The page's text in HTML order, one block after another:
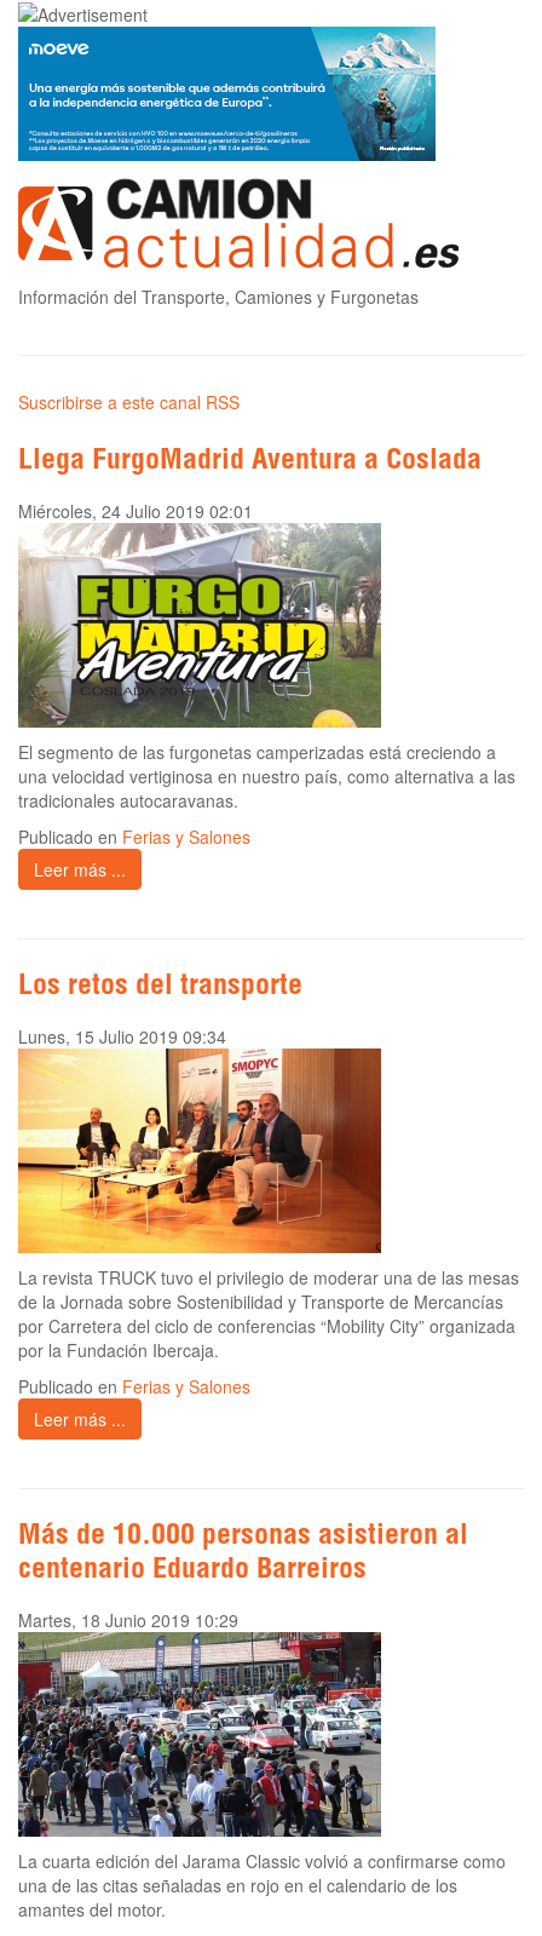
Información del Transporte, Camiones y Furgonetas
Suscribirse a este canal RSS
Llega FurgoMadrid Aventura a Coslada
Miércoles, 24 Julio 2019 02:01
El segmento de las furgonetas camperizadas está creciendo a
una velocidad vertiginosa en nuestro país, como alternativa a las
tradicionales autocaravanas.
Publicado en Ferias y Salones
Leer más ...
Los retos del transporte
Lunes, 15 Julio 2019 09:34
La revista TRUCK tuvo el privilegio de moderar una de las mesas
de la Jornada sobre Sostenibilidad y Transporte de Mercancías
por Carretera del ciclo de conferencias “Mobility City” organizada
por la Fundación Ibercaja.
Publicado en Ferias y Salones
Leer más ...
Más de 10.000 personas asistieron al
centenario Eduardo Barreiros
Martes, 18 Junio 2019 10:29
La cuarta edición del Jarama Classic volvió a confirmarse como
una de las citas señaladas en rojo en el calendario de los
amantes del motor.